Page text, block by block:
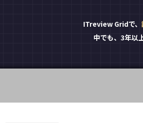
ITreview Gridで、
中でも、3年以